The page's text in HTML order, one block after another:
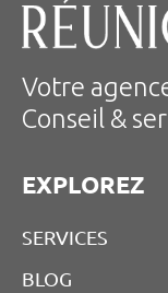
Votre
Conseil &
EXPLOREZ
SERVICES
BLOG